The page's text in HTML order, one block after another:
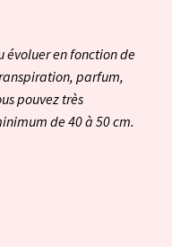
évoluer en fonction de
parfum,
pouvez très
de 40 à 50 cm.